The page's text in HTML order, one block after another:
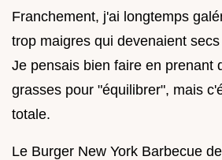
Franchement, j'ai longtemps
trop maigres qui devenaient
Je pensais bien faire en prenant
grasses pour "équilibrer", mais
totale.
Le Burger New York Barbecue